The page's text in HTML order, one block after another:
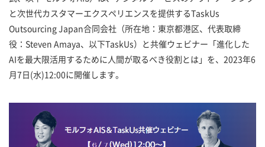
と次世代カスタマーエクスペリエンスを提供するTaskUs
Outsourcing Japan合同会社（所在地：東京都港区、代表取締
役：Steven Amaya、以下TaskUs）と共催ウェビナー「進化した
AIを最大限活用するために人間が取るべき役割とは」を、2023年6
月7日(水)12:00に開催します。